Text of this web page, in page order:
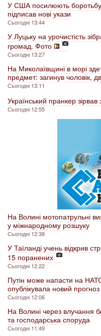
У США посилюють
підписав нові укази
Сьогодні 13:44
У Луцьку на урочистість
громад. Фото
Сьогодні 13:27
На Миколаївщині в морі
предмет: загинув чоловік,
Сьогодні 13:11
Український пранкер
Сьогодні 12:55
На Волині мотопатрульні
у міжнародному розшуку
Сьогодні 12:38
У Таїланді учень відкрив
15 поранених
Сьогодні 12:22
Путін може напасти на
опублікувала новий прогноз
Сьогодні 12:06
На Волині через влучання
та господарська споруда
Сьогодні 11:49